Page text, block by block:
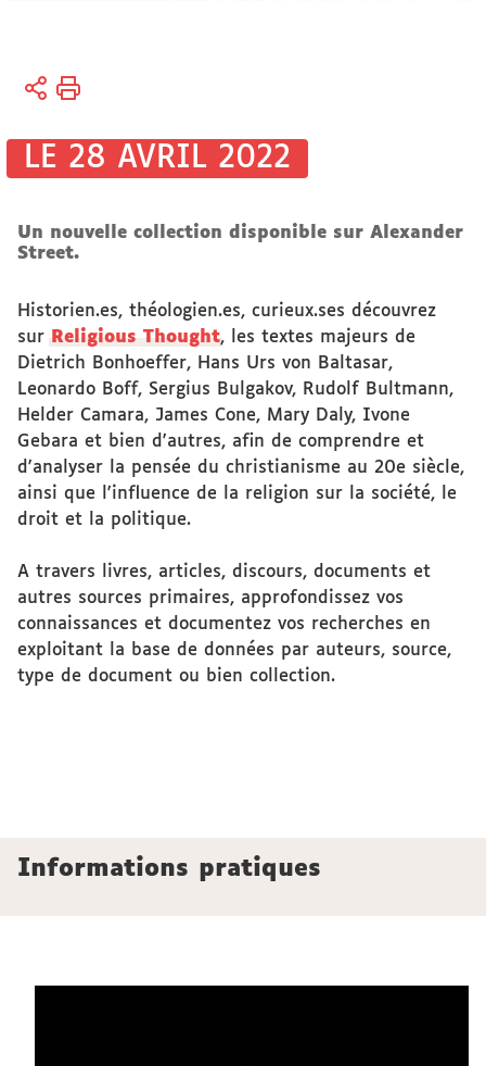
Vous
Accueil
LE 28 AVRIL 2022
Un nouvelle collection disponible sur Alexander
Street.
Historien.es, théologien.es, curieux.ses découvrez
sur Religious Thought, les textes majeurs de
Dietrich Bonhoeffer, Hans Urs von Baltasar,
Leonardo Boff, Sergius Bulgakov, Rudolf Bultmann,
Helder Camara, James Cone, Mary Daly, Ivone
Gebara et bien d'autres, afin de comprendre et
d'analyser la pensée du christianisme au 20e siècle,
ainsi que l'influence de la religion sur la société, le
droit et la politique.
A travers livres, articles, discours, documents et
autres sources primaires, approfondissez vos
connaissances et documentez vos recherches en
exploitant la base de données par auteurs, source,
type de document ou bien collection.
Informations pratiques